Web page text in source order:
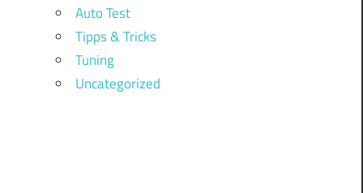
Auto Test
Tipps & Tricks
Tuning
Uncategorized